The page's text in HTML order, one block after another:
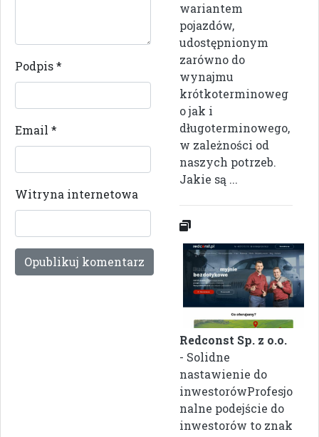
Podpis*
Email *
Witryna internetowa
wariantem
pojazdów,
udostępnionym
zarówno do
wynajmu
krótkoterminoweg
o jak i
długoterminowego,
w zależności od
naszych potrzeb.
Jakie są ...
Redconst Sp. z o.o.
- Solidne
nastawienie do
inwestorówProfesjo
nalne podejście do
inwestorów to znak